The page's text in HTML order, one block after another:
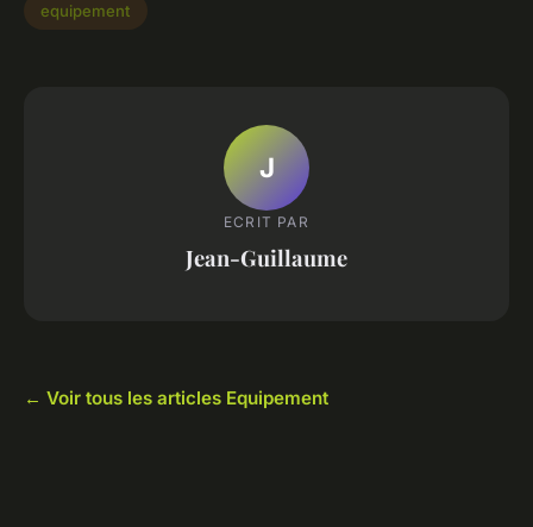
equipement
J
ECRIT PAR
Jean-Guillaume
← Voir tous les articles Equipement